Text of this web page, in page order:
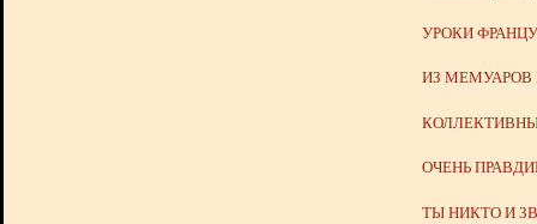
УРОКИ
ИЗ МЕМУАРОВ
ОЧЕНЬ
ТЫ НИКТО И